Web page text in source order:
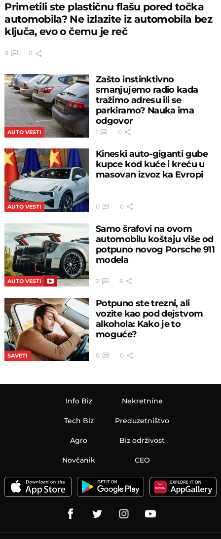
Primetili ste plastičnu flašu pored točka
automobila? Ne izlazite iz automobila bez
ključa, evo o čemu je reč
0 0
AUTO VESTI
Zašto instinktivno
smanjujemo radio kada
tražimo adresu ili se
parkiramo? Nauka ima
odgovor
1 0
AUTO VESTI
Kineski auto-giganti gube
kupce kod kuće i kreću u
masovan izvoz ka Evropi
0 0
AUTO VESTI
Samo šrafovi na ovom
automobilu koštaju više od
potpuno novog Porsche 911
modela
2 6
SAVETI
Potpuno ste trezni, ali
vozite kao pod dejstvom
alkohola: Kako je to
moguće?
0 0
Info Biz
Tech Biz
Agro
Nekretnine
Preduzetništvo
Biz održivost
Novčanik CEO